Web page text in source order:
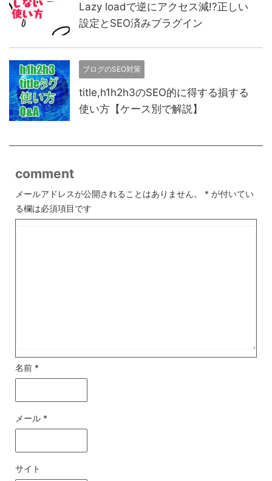
Lazy loadで逆にアクセス減!?正しい
設定とSEO済みプラグイン
ブログのSEO対策
title,h1h2h3のSEO的に得する損する
使い方【ケース別で解説】
comment
メールアドレスが公開されることはありません。 * が付いてい
る欄は必須項目です
名前 *
メール *
サイト